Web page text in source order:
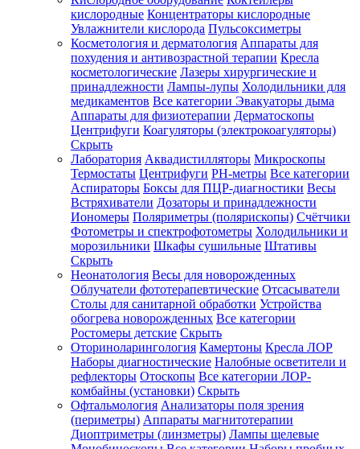
Зарегистрироваться
Зачем
регистрироваться?
Все
покупки
одном
месте
Личный
менеджер
Отслеживание
статуса
заказа
кислородные Концентраторы кислородные
Увлажнители кислорода Пульсоксиметры
Косметология и дерматология Аппараты для
похудения и антивозрастной терапии Кресла
косметологические Лазеры хирургические и
принадлежности Лампы-лупы Холодильники для
медикаментов Все категории Эвакуаторы дыма
Аппараты для физиотерапии Дерматоскопы
Центрифуги Коагуляторы (электрокоагуляторы)
Скрыть
Лаборатория Аквадистилляторы Микроскопы
Термостаты Центрифуги PH-метры Все категории
Аспираторы Боксы для ПЦР-диагностики Весы
Встряхиватели Дозаторы и принадлежности
Иономеры Поляриметры (полярископы) Счётчики
Фотометры и спектрофотометры Холодильники и
морозильники Шкафы сушильные Штативы
Скрыть
Неонатология Весы для новорожденных
Облучатели фототерапевтические Отсасыватели
Столы для санитарной обработки Устройства
обогрева новорожденных Все категории
Ростомеры детские Скрыть
Оториноларингология Камертоны Кресла ЛОР
Наборы диагностические Налобные осветители и
рефлекторы Отоскопы Все категории ЛОР-
комбайны (установки) Скрыть
Офтальмология Анализаторы поля зрения
(периметры) Аппараты магнитотерапии
Диоптриметры (линзметры) Лампы щелевые